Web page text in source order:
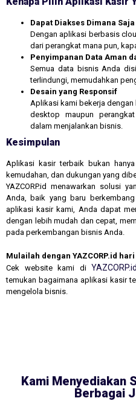
Dapat Diakses Dimana Saja
Dengan aplikasi berbasis
dari perangkat mana pun,
Penyimpanan Data Aman
Semua data bisnis Anda
terlindungi, memudahkan
Desain yang Responsif
Aplikasi kami bekerja
desktop maupun
dalam menjalankan bisnis.
Kesimpulan
Aplikasi kasir terbaik bukan
kemudahan, dan dukungan yang
YAZCORP.id menawarkan solusi
Anda, baik yang baru
aplikasi kasir kami, Anda dapat
dengan lebih mudah dan cepat,
pada perkembangan bisnis Anda.
Mulailah dengan YAZCORP.id
Cek website kami di YAZCORP.id
temukan bagaimana aplikasi kasir
mengelola bisnis.
Kami Menyediakan
Berbagai